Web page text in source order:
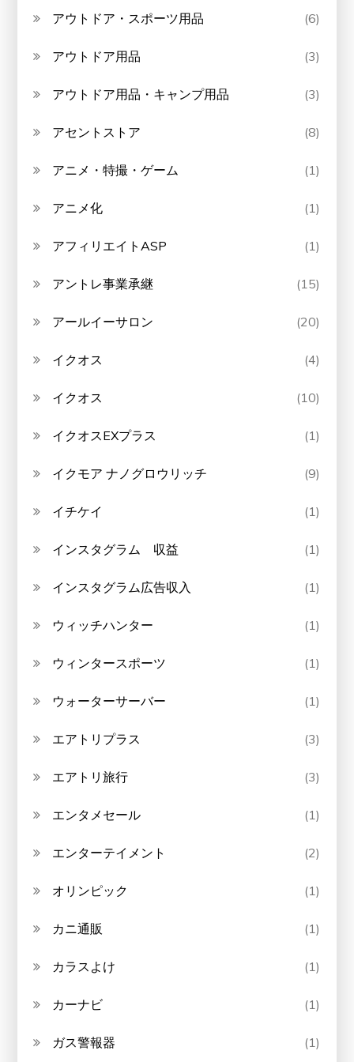
アウトドア・スポーツ用品 (6)
アウトドア用品 (3)
アウトドア用品・キャンプ用品 (3)
アセントストア (8)
アニメ・特撮・ゲーム (1)
アニメ化 (1)
アフィリエイトASP (1)
アントレ事業承継 (15)
アールイーサロン (20)
イクオス (4)
イクオス (10)
イクオスEXプラス (1)
イクモア ナノグロウリッチ (9)
イチケイ (1)
インスタグラム 収益 (1)
インスタグラム広告収入 (1)
ウィッチハンター (1)
ウィンタースポーツ (1)
ウォーターサーバー (1)
エアトリプラス (3)
エアトリ旅行 (3)
エンタメセール (1)
エンターテイメント (2)
オリンピック (1)
カニ通販 (1)
カラスよけ (1)
カーナビ (1)
ガス警報器 (1)